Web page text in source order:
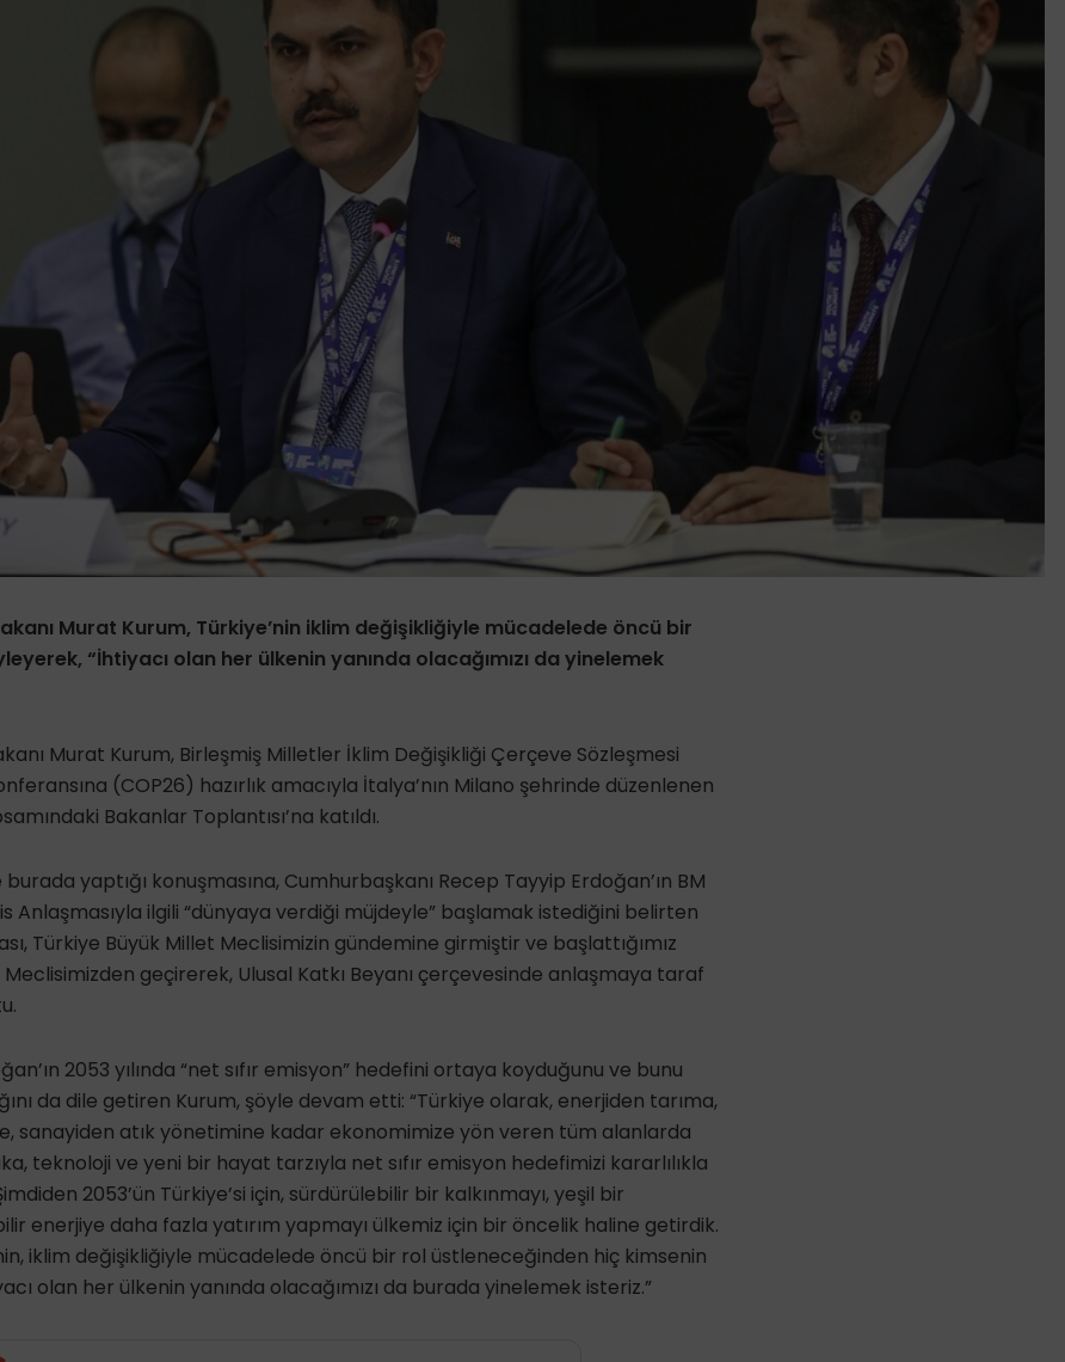
Murat Kurum, Türkiye’nin iklim değişikliğiyle mücadelede öncü bir
“İhtiyacı olan her ülkenin yanında olacağımızı da yinelemek
Murat Kurum, Birleşmiş Milletler İklim Değişikliği Çerçeve Sözleşmesi
(COP26) hazırlık amacıyla İtalya’nın Milano şehrinde düzenlenen
Bakanlar Toplantısı’na katıldı.
yaptığı konuşmasına, Cumhurbaşkanı Recep Tayyip Erdoğan’ın BM
Anlaşmasıyla ilgili “dünyaya verdiği müjdeyle” başlamak istediğini belirten
Türkiye Büyük Millet Meclisimizin gündemine girmiştir ve başlattığımız
Meclisimizden geçirerek, Ulusal Katkı Beyanı çerçevesinde anlaşmaya taraf
2053 yılında “net sıfır emisyon” hedefini ortaya koyduğunu ve bunu
da dile getiren Kurum, şöyle devam etti: “Türkiye olarak, enerjiden tarıma,
sanayiden atık yönetimine kadar ekonomimize yön veren tüm alanlarda
teknoloji ve yeni bir hayat tarzıyla net sıfır emisyon hedefimizi kararlılıkla
2053’ün Türkiye’si için, sürdürülebilir bir kalkınmayı, yeşil bir
enerjiye daha fazla yatırım yapmayı ülkemiz için bir öncelik haline getirdik.
iklim değişikliğiyle mücadelede öncü bir rol üstleneceğinden hiç kimsenin
olan her ülkenin yanında olacağımızı da burada yinelemek isteriz.”